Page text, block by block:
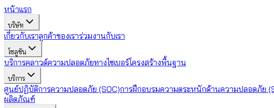
หน้าแรก
บริษัท
เกี่ยวกับเราลูกค้าของเราร่วมงานกับเรา
โซลูชัน
บริการคลาวด์ความปลอดภัยทางไซเบอร์โครงสร้างพื้นฐาน
บริการ
ศูนย์ปฏิบัติการความปลอดภัย (SOC)การฝึกอบรมความตระหนักด้านความปลอดภัย
ผลิตภัณฑ์